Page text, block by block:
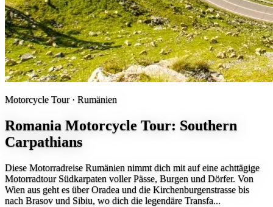
Motorcycle Tour · Rumänien
Romania Motorcycle Tour: Southern
Carpathians
Diese Motorradreise Rumänien nimmt dich mit auf eine achttägige
Motorradtour Südkarpaten voller Pässe, Burgen und Dörfer. Von
Wien aus geht es über Oradea und die Kirchenburgenstrasse bis
nach Brasov und Sibiu, wo dich die legendäre Transfa...